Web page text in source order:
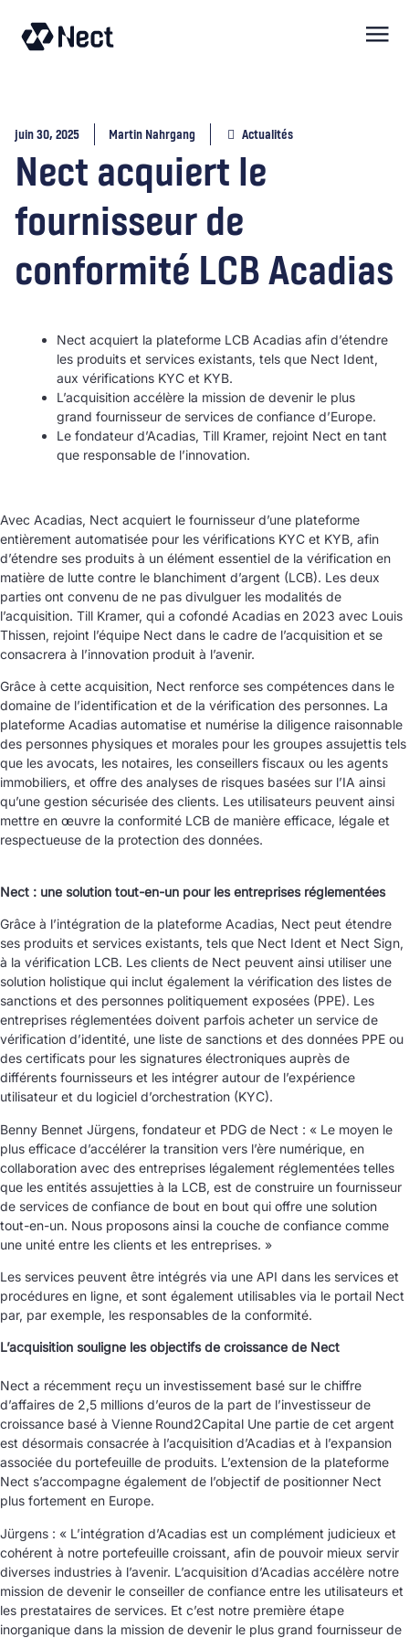
juin 30, 2025 Martin Nahrgang Actualités
Nect acquiert le
fournisseur de
conformité LCB Acadias
Nect acquiert la plateforme LCB Acadias afin d’étendre
les produits et services existants, tels que Nect Ident,
aux vérifications KYC et KYB.
L’acquisition accélère la mission de devenir le plus
grand fournisseur de services de confiance d’Europe.
Le fondateur d’Acadias, Till Kramer, rejoint Nect en tant
que responsable de l’innovation.
Avec Acadias, Nect acquiert le fournisseur d’une plateforme
entièrement automatisée pour les vérifications KYC et KYB, afin
d’étendre ses produits à un élément essentiel de la vérification en
matière de lutte contre le blanchiment d’argent (LCB). Les deux
parties ont convenu de ne pas divulguer les modalités de
l’acquisition. Till Kramer, qui a cofondé Acadias en 2023 avec Louis
Thissen, rejoint l’équipe Nect dans le cadre de l’acquisition et se
consacrera à l’innovation produit à l’avenir.
Grâce à cette acquisition, Nect renforce ses compétences dans le
domaine de l’identification et de la vérification des personnes. La
plateforme Acadias automatise et numérise la diligence raisonnable
des personnes physiques et morales pour les groupes assujettis tels
que les avocats, les notaires, les conseillers fiscaux ou les agents
immobiliers, et offre des analyses de risques basées sur l’IA ainsi
qu’une gestion sécurisée des clients. Les utilisateurs peuvent ainsi
mettre en œuvre la conformité LCB de manière efficace, légale et
respectueuse de la protection des données.
Nect : une solution tout-en-un pour les entreprises réglementées
Grâce à l’intégration de la plateforme Acadias, Nect peut étendre
ses produits et services existants, tels que Nect Ident et Nect Sign,
à la vérification LCB. Les clients de Nect peuvent ainsi utiliser une
solution holistique qui inclut également la vérification des listes de
sanctions et des personnes politiquement exposées (PPE). Les
entreprises réglementées doivent parfois acheter un service de
vérification d’identité, une liste de sanctions et des données PPE ou
des certificats pour les signatures électroniques auprès de
différents fournisseurs et les intégrer autour de l’expérience
utilisateur et du logiciel d’orchestration (KYC).
Benny Bennet Jürgens, fondateur et PDG de Nect : « Le moyen le
plus efficace d’accélérer la transition vers l’ère numérique, en
collaboration avec des entreprises légalement réglementées telles
que les entités assujetties à la LCB, est de construire un fournisseur
de services de confiance de bout en bout qui offre une solution
tout-en-un. Nous proposons ainsi la couche de confiance comme
une unité entre les clients et les entreprises. »
Les services peuvent être intégrés via une API dans les services et
procédures en ligne, et sont également utilisables via le portail Nect
par, par exemple, les responsables de la conformité.
L’acquisition souligne les objectifs de croissance de Nect
Nect a récemment reçu un investissement basé sur le chiffre
d’affaires de 2,5 millions d’euros de la part de l’investisseur de
croissance basé à Vienne Round2Capital Une partie de cet argent
est désormais consacrée à l’acquisition d’Acadias et à l’expansion
associée du portefeuille de produits. L’extension de la plateforme
Nect s’accompagne également de l’objectif de positionner Nect
plus fortement en Europe.
Jürgens : « L’intégration d’Acadias est un complément judicieux et
cohérent à notre portefeuille croissant, afin de pouvoir mieux servir
diverses industries à l’avenir. L’acquisition d’Acadias accélère notre
mission de devenir le conseiller de confiance entre les utilisateurs et
les prestataires de services. Et c’est notre première étape
inorganique dans la mission de devenir le plus grand fournisseur de